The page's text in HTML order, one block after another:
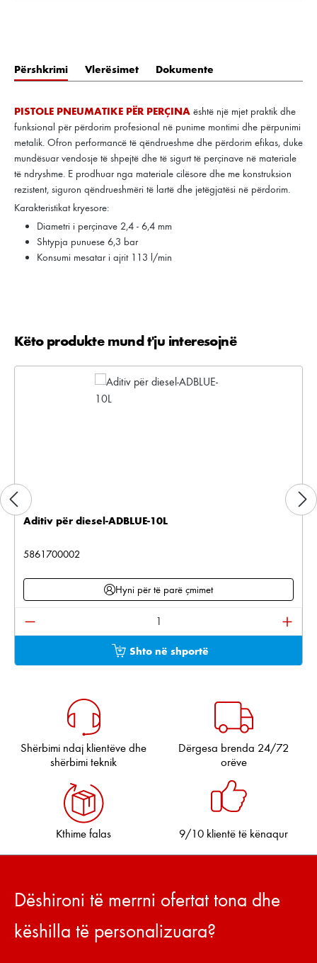
Përshkrimi Vlerësimet Dokumente
PISTOLE PNEUMATIKE PËR PERÇINA është një mjet praktik dhe
funksional për përdorim profesional në punime montimi dhe përpunimi
metalik. Ofron performancë të qëndrueshme dhe përdorim efikas, duke
mundësuar vendosje të shpejtë dhe të sigurt të perçinave në materiale
të ndryshme. E prodhuar nga materiale cilësore dhe me konstruksion
rezistent, siguron qëndrueshmëri të lartë dhe jetëgjatësi në përdorim.
Karakteristikat kryesore:
Diametri i perçinave 2,4 - 6,4 mm
Shtypja punuese 6,3 bar
Konsumi mesatar i ajrit 113 l/min
Kalo galerinë e produktit
Këto produkte mund t'ju interesojnë
Aditiv për diesel-ADBLUE-10L
5861700002
Hyni për të parë çmimet
Sasia e produktit: Shkruani sasinë e dëshiruar
Shto në shportë
Shërbimi ndaj klientëve dhe
shërbimi teknik
Dërgesa brenda 24/72
orëve
Kthime falas 9/10 klientë të kënaqur
Dëshironi të merrni ofertat tona dhe
këshilla të personalizuara?